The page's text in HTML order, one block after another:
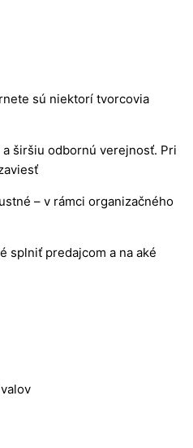
sú niektorí tvorcovia
širšiu odbornú verejnosť. Pri
– v rámci organizačného
splniť predajcom a na aké